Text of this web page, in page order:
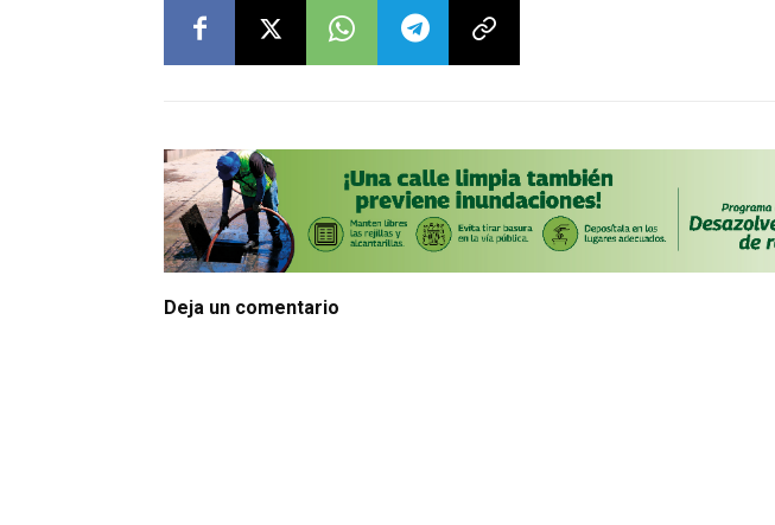
Deja un comentario